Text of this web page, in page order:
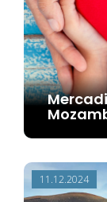
11.12.2024